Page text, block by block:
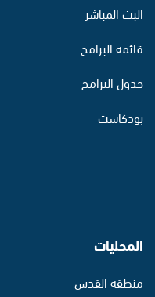
البث المباشر
قائمة البرامج
جدول البرامج
بودكاست
المحليات
منطقة القدس